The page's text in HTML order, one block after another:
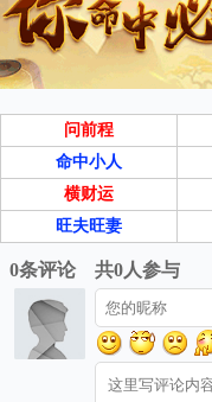
问前程
命中小人
横财运
旺夫旺妻